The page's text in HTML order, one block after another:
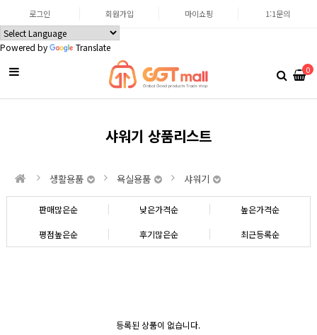
Powered by Translate
로그인 회원가입 마이쇼핑 1:1문의
0
샤워기 상품리스트
생활용품 욕실용품 샤워기
판매많은순 낮은가격순 높은가격순
평점높은순 후기많은순 최근등록순
등록된 상품이 없습니다.